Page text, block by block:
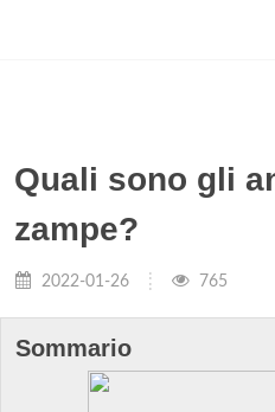
Quali sono gli
zampe?
2022-01-26 765
Sommario